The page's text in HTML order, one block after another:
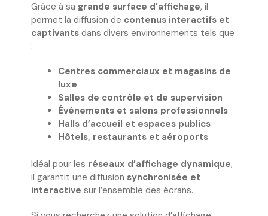
Grâce à sa grande surface d’affichage, il
permet la diffusion de contenus interactifs et
captivants dans divers environnements tels que
:
Centres commerciaux et magasins de
luxe
Salles de contrôle et de supervision
Événements et salons professionnels
Halls d’accueil et espaces publics
Hôtels, restaurants et aéroports
Idéal pour les réseaux d’affichage dynamique,
il garantit une diffusion synchronisée et
interactive sur l’ensemble des écrans.